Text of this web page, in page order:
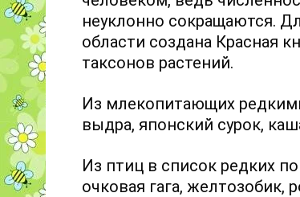
неуклонно сокращаются.
области создана Красная
таксонов растений.
Из млекопитающих
выдра, японский сурок,
Из птиц в список редких
очковая гага, желтозобик,